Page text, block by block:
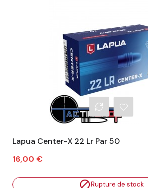
Lapua Center-X 22 Lr Par 50
Prix
16,00 €
Rupture de stock